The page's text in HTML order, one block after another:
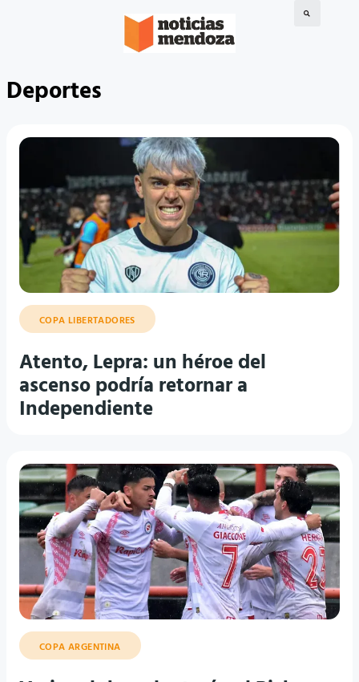
Deportes
COPA LIBERTADORES
Atento, Lepra: un héroe del
ascenso podría retornar a
Independiente
COPA ARGENTINA